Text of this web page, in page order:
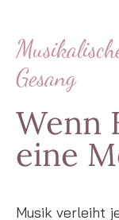
Gesang
Wenn
eine
Musik verleiht